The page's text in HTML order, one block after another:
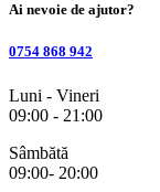
Ai nevoie de ajutor?
0754 868 942
Luni - Vineri
09:00 - 21:00
Sâmbătă
09:00- 20:00